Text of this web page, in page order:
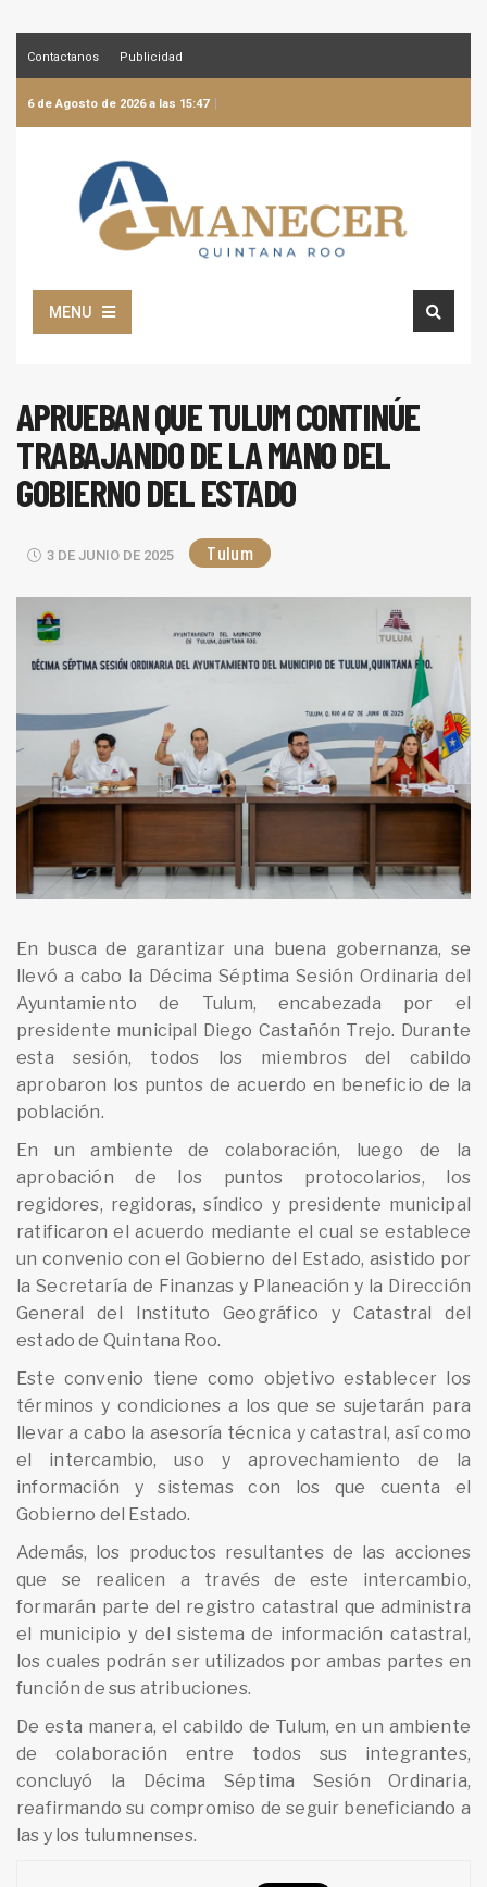
Contactanos Publicidad
6 de Agosto de 2026 a las 15:47
MENU
APRUEBAN QUE TULUM CONTINÚE
TRABAJANDO DE LA MANO DEL
GOBIERNO DEL ESTADO
3 DE JUNIO DE 2025 Tulum
En busca de garantizar una buena gobernanza, se
llevó a cabo la Décima Séptima Sesión Ordinaria del
Ayuntamiento de Tulum, encabezada por el
presidente municipal Diego Castañón Trejo. Durante
esta sesión, todos los miembros del cabildo
aprobaron los puntos de acuerdo en beneficio de la
población.
En un ambiente de colaboración, luego de la
aprobación de los puntos protocolarios, los
regidores, regidoras, síndico y presidente municipal
ratificaron el acuerdo mediante el cual se establece
un convenio con el Gobierno del Estado, asistido por
la Secretaría de Finanzas y Planeación y la Dirección
General del Instituto Geográfico y Catastral del
estado de Quintana Roo.
Este convenio tiene como objetivo establecer los
términos y condiciones a los que se sujetarán para
llevar a cabo la asesoría técnica y catastral, así como
el intercambio, uso y aprovechamiento de la
información y sistemas con los que cuenta el
Gobierno del Estado.
Además, los productos resultantes de las acciones
que se realicen a través de este intercambio,
formarán parte del registro catastral que administra
el municipio y del sistema de información catastral,
los cuales podrán ser utilizados por ambas partes en
función de sus atribuciones.
De esta manera, el cabildo de Tulum, en un ambiente
de colaboración entre todos sus integrantes,
concluyó la Décima Séptima Sesión Ordinaria,
reafirmando su compromiso de seguir beneficiando a
las y los tulumnenses.